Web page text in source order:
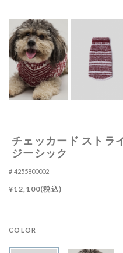
チェッカード ストラ
ジーシック
4255800002
¥12,100(税込)
COLOR